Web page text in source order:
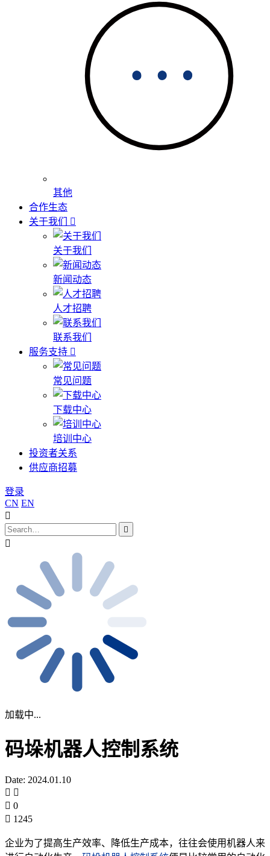
其他
合作生态
关于我们
关于我们
新闻动态
人才招聘
联系我们
服务支持
常见问题
下载中心
培训中心
投资者关系
供应商招募
登录
CN EN
加载中...
码垛机器人控制系统
Date: 2024.01.10
0
1245
企业为了提高生产效率、降低生产成本，往往会使用机器人来